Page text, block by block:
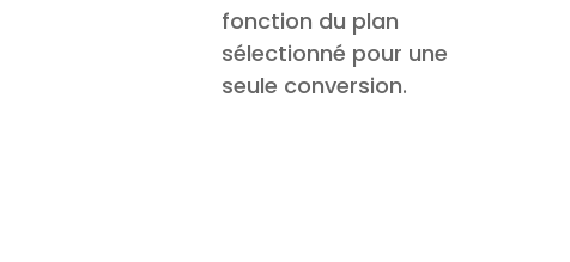
fonction du plan
sélectionné pour une
seule conversion.